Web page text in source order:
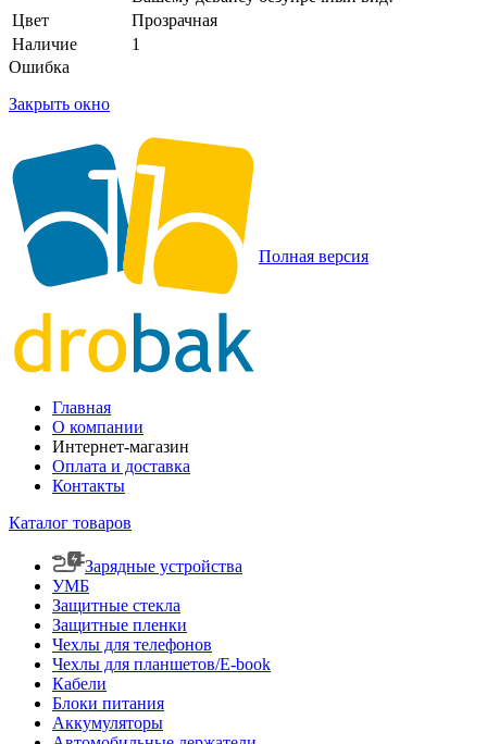
Цвет
Прозрачная
Наличие
1
Ошибка
Закрыть окно
Полная версия
Главная
О компании
Интернет-магазин
Оплата и доставка
Контакты
Каталог товаров
Зарядные устройства
УМБ
Защитные стекла
Защитные пленки
Чехлы для телефонов
Чехлы для планшетов/E-book
Кабели
Блоки питания
Аккумуляторы